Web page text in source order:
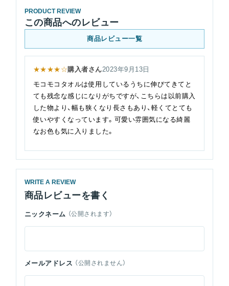
PRODUCT REVIEW
この商品へのレビュー
商品レビュー一覧
★★★★☆購入者さん2023年9月13日
モコモコタオルは使用しているうちに伸びてきてと
ても残念な感じになりがちですが、こちらは以前購入
した物より、幅も狭くなり長さもあり、軽くてとても
使いやすくなっています。可愛い雰囲気になる綺麗
なお色も気に入りました。
WRITE A REVIEW
商品レビューを書く
ニックネーム （公開されます）
メールアドレス （公開されません）